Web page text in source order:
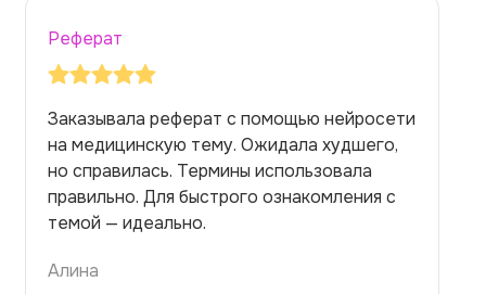
Реферат
Заказывала реферат с помощью нейросети
на медицинскую тему. Ожидала худшего,
но справилась. Термины использовала
правильно. Для быстрого ознакомления с
темой — идеально.
Алина